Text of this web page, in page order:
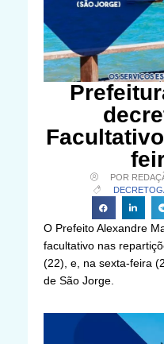
POR
DECRETO
O Prefeito Alexandre
facultativo nas
(22), e, na sexta-feira
de São Jorge.